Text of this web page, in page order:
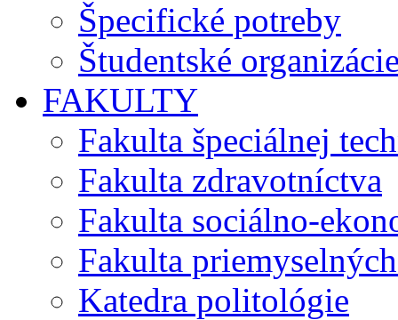
Špecifické potreby
Študentské
FAKULTY
Fakulta špeciálnej
Fakulta zdravotníctva
Fakulta sociálno-
Fakulta
Katedra politológie